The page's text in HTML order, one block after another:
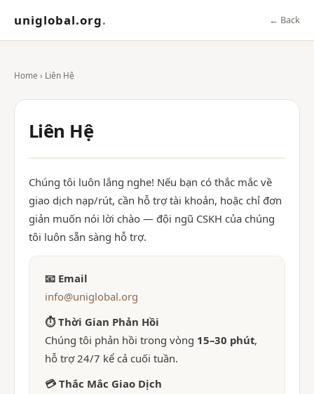
uniglobal.org. ← Back
Home › Liên Hệ
Liên Hệ
Chúng tôi luôn lắng nghe! Nếu bạn có thắc mắc về
giao dịch nạp/rút, cần hỗ trợ tài khoản, hoặc chỉ đơn
giản muốn nói lời chào — đội ngũ CSKH của chúng
tôi luôn sẵn sàng hỗ trợ.
📧 Email
info@uniglobal.org
⏱ Thời Gian Phản Hồi
Chúng tôi phản hồi trong vòng 15–30 phút,
hỗ trợ 24/7 kể cả cuối tuần.
💳 Thắc Mắc Giao Dịch